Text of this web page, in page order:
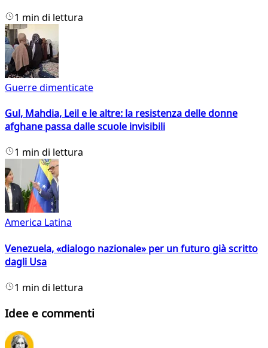
1 min di lettura
Guerre dimenticate
Gul, Mahdia, Leil e le altre: la resistenza delle donne
afghane passa dalle scuole invisibili
1 min di lettura
America Latina
Venezuela, «dialogo nazionale» per un futuro già scritto
dagli Usa
1 min di lettura
Idee e commenti